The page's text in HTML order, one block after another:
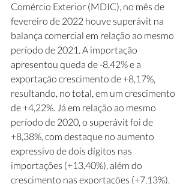
Comércio Exterior (MDIC), no mês de
fevereiro de 2022 houve superávit na
balança comercial em relação ao mesmo
período de 2021. A importação
apresentou queda de -8,42% e a
exportação crescimento de +8,17%,
resultando, no total, em um crescimento
de +4,22%. Já em relação ao mesmo
período de 2020, o superávit foi de
+8,38%, com destaque no aumento
expressivo de dois dígitos nas
importações (+13,40%), além do
crescimento nas exportações (+7,13%).